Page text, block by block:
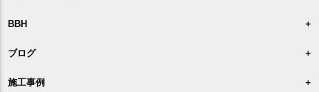
BBH
ブログ
施工事例